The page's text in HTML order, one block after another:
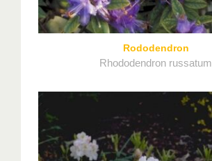
Rododendron
Rhododendron russatum